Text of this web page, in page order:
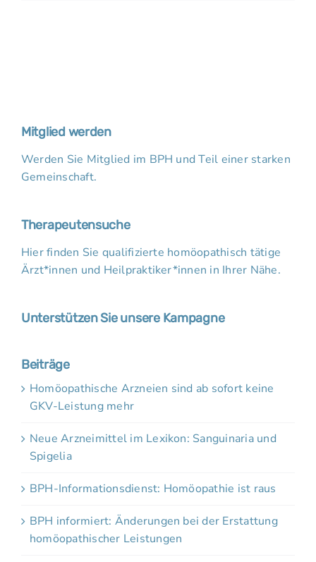
Mitglied werden
Werden Sie Mitglied im BPH und Teil einer starken
Gemeinschaft.
Therapeutensuche
Hier finden Sie qualifizierte homöopathisch tätige
Ärzt*innen und Heilpraktiker*innen in Ihrer Nähe.
Unterstützen Sie unsere Kampagne
Beiträge
Homöopathische Arzneien sind ab sofort keine
GKV-Leistung mehr
Neue Arzneimittel im Lexikon: Sanguinaria und
Spigelia
BPH-Informationsdienst: Homöopathie ist raus
BPH informiert: Änderungen bei der Erstattung
homöopathischer Leistungen